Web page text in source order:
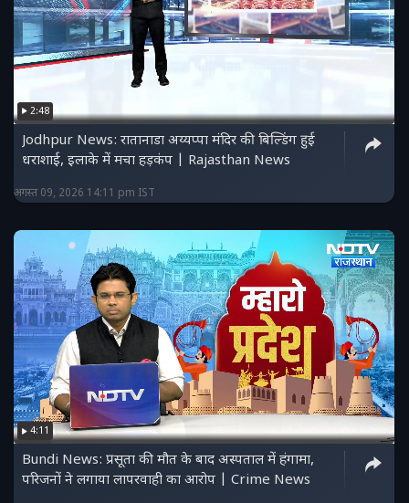
2:48
Jodhpur News: रातानाडा अय्यप्पा मंदिर की बिल्डिंग हुई
धराशाई, इलाके में मचा हड़कंप | Rajasthan News
अगस्त 09, 2026 14:11 pm IST
4:11
Bundi News: प्रसूता की मौत के बाद अस्पताल में हंगामा,
परिजनों ने लगाया लापरवाही का आरोप | Crime News